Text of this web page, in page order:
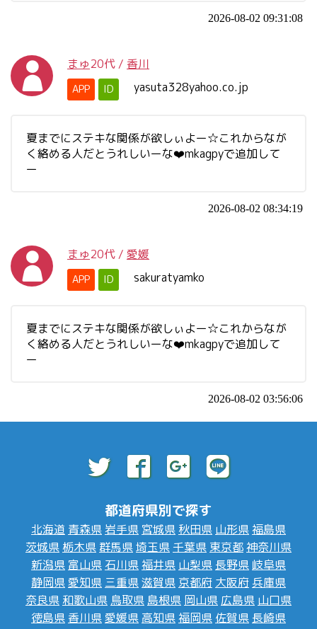
2026-08-02 09:31:08
まゅ20代 / 香川
APP ID yasuta328yahoo.co.jp
夏までにステキな関係が欲しぃよー☆これからなが
く絡める人だとうれしいーな❤️mkagpyで追加して
ー
2026-08-02 08:34:19
まゅ20代 / 愛媛
APP ID sakuratyamko
夏までにステキな関係が欲しぃよー☆これからなが
く絡める人だとうれしいーな❤️mkagpyで追加して
ー
2026-08-02 03:56:06
都道府県別で探す
北海道 青森県 岩手県 宮城県 秋田県 山形県福島県
茨城県 栃木県群馬県埼玉県 千葉県 東京都神奈川県
新潟県 富山県 石川県福井県 山梨県 長野県 岐阜県
静岡県愛知県 三重県滋賀県 京都府 大阪府 兵庫県
奈良県 和歌山県 鳥取県 島根県 岡山県 広島県 山口県
徳島県 香川県愛媛県 高知県福岡県 佐賀県 長崎県